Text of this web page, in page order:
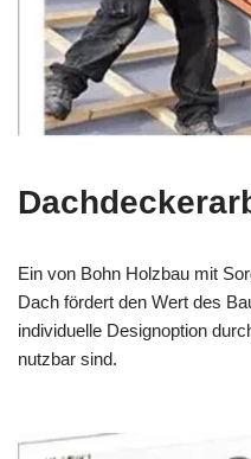
Ein von Bohn Holzbau mit
Dach fördert den Wert des
individuelle Designoption
nutzbar sind.